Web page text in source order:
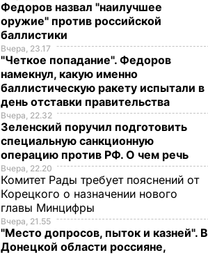
Федоров назвал "наилучшее
оружие" против российской
баллистики
Вчера, 23.17
"Четкое попадание". Федоров
намекнул, какую именно
баллистическую ракету испытали в
день отставки правительства
Вчера, 22.32
Зеленский поручил подготовить
специальную санкционную
операцию против РФ. О чем речь
Вчера, 22.20
Комитет Рады требует пояснений от
Корецкого о назначении нового
главы Минцифры
Вчера, 21.55
"Место допросов, пыток и казней". В
Донецкой области россияне,